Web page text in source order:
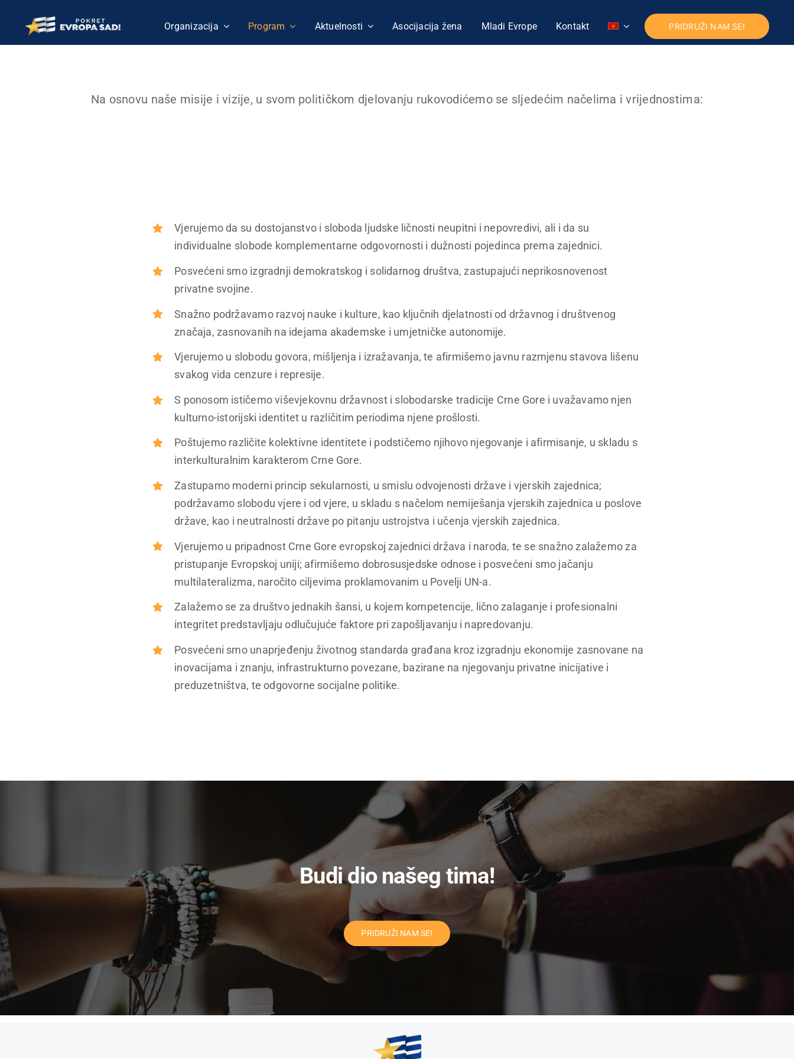
content
Organizacija Program Aktuelnosti Asocijacija žena Mladi Evrope Kontakt PRIDRUŽI NAM SE!
Na osnovu naše misije i vizije, u svom političkom djelovanju rukovodićemo se sljedećim načelima i vrijednostima:
Vjerujemo da su dostojanstvo i sloboda ljudske ličnosti neupitni i nepovredivi, ali i da su
individualne slobode komplementarne odgovornosti i dužnosti pojedinca prema zajednici.
Posvećeni smo izgradnji demokratskog i solidarnog društva, zastupajući neprikosnovenost
privatne svojine.
Snažno podržavamo razvoj nauke i kulture, kao ključnih djelatnosti od državnog i društvenog
značaja, zasnovanih na idejama akademske i umjetničke autonomije.
Vjerujemo u slobodu govora, mišljenja i izražavanja, te afirmišemo javnu razmjenu stavova lišenu
svakog vida cenzure i represije.
S ponosom ističemo viševjekovnu državnost i slobodarske tradicije Crne Gore i uvažavamo njen
kulturno-istorijski identitet u različitim periodima njene prošlosti.
Poštujemo različite kolektivne identitete i podstičemo njihovo njegovanje i afirmisanje, u skladu s
interkulturalnim karakterom Crne Gore.
Zastupamo moderni princip sekularnosti, u smislu odvojenosti države i vjerskih zajednica;
podržavamo slobodu vjere i od vjere, u skladu s načelom nemiješanja vjerskih zajednica u poslove
države, kao i neutralnosti države po pitanju ustrojstva i učenja vjerskih zajednica.
Vjerujemo u pripadnost Crne Gore evropskoj zajednici država i naroda, te se snažno zalažemo za
pristupanje Evropskoj uniji; afirmišemo dobrosusjedske odnose i posvećeni smo jačanju
multilateralizma, naročito ciljevima proklamovanim u Povelji UN-a.
Zalažemo se za društvo jednakih šansi, u kojem kompetencije, lično zalaganje i profesionalni
integritet predstavljaju odlučujuće faktore pri zapošljavanju i napredovanju.
Posvećeni smo unaprjeđenju životnog standarda građana kroz izgradnju ekonomije zasnovane na
inovacijama i znanju, infrastrukturno povezane, bazirane na njegovanju privatne inicijative i
preduzetništva, te odgovorne socijalne politike.
Budi dio našeg tima!
PRIDRUŽI NAM SE!